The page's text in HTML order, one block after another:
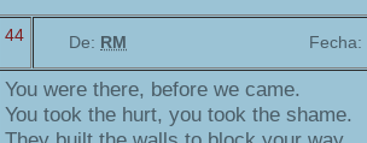
44 De: RM Fecha:
You were there, before we came.
You took the hurt, you took the shame.